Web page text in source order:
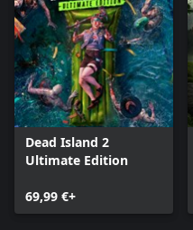
Dead Island 2
Ultimate Edition
69,99 €+